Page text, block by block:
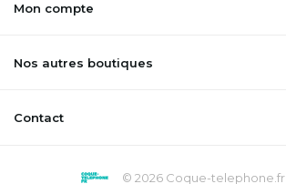
Mon compte
Nos autres boutiques
Contact
© 2026 Coque-telephone.fr